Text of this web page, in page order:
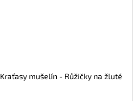
Kraťasy mušelín - Růžičky na žluté